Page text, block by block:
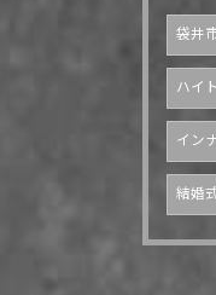
袋井
ハイ
イン
結婚